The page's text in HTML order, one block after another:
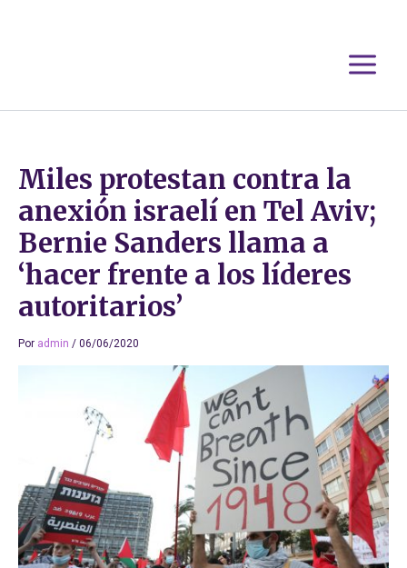
Miles protestan contra la
anexión israelí en Tel Aviv;
Bernie Sanders llama a
‘hacer frente a los líderes
autoritarios’
Por admin / 06/06/2020